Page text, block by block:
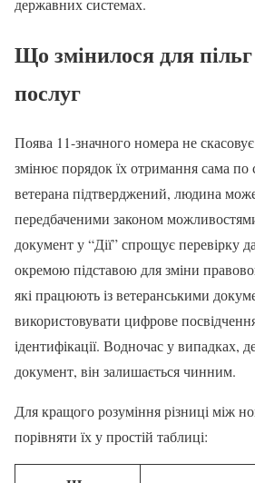
державних системах.
Що змінилося для
послуг
Поява 11-значного номера не
змінює порядок їх отримання сама по
ветерана підтверджений, людина
передбаченими законом
документ у “Дії” спрощує перевірку
окремою підставою для зміни
які працюють із ветеранськими
використовувати цифрове
ідентифікації. Водночас у випадках,
документ, він залишається чинним.
Для кращого розуміння різниці між
порівняти їх у простій таблиці: